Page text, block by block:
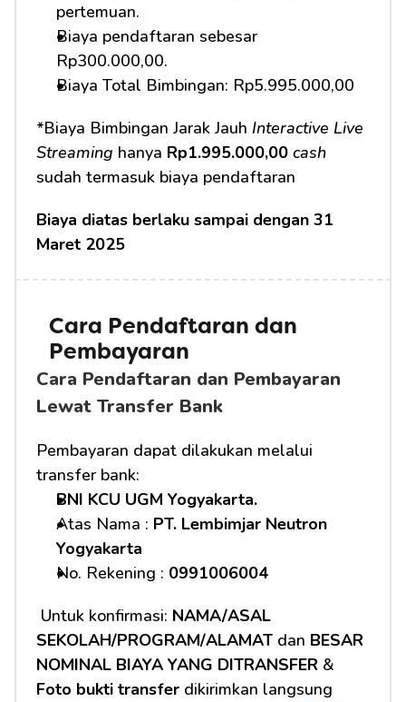
pertemuan.
Biaya pendaftaran sebesar
Rp300.000,00.
Biaya Total Bimbingan: Rp5.995.000,00
*Biaya Bimbingan Jarak Jauh Interactive Live
Streaming hanya Rp1.995.000,00 cash
sudah termasuk biaya pendaftaran
Biaya diatas berlaku sampai dengan 31
Maret 2025
Cara Pendaftaran dan
Pembayaran
Cara Pendaftaran dan Pembayaran
Lewat Transfer Bank
Pembayaran dapat dilakukan melalui
transfer bank:
BNI KCU UGM Yogyakarta.
Atas Nama : PT. Lembimjar Neutron
Yogyakarta
No. Rekening : 0991006004
Untuk konfirmasi: NAMA/ASAL
SEKOLAH/PROGRAM/ALAMAT dan BESAR
NOMINAL BIAYA YANG DITRANSFER
Foto bukti transfer dikirimkan langsung